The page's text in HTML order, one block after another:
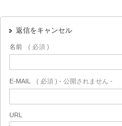
返信をキャンセル
名前 ( 必須 )
E-MAIL ( 必須 ) - 公開されません -
URL